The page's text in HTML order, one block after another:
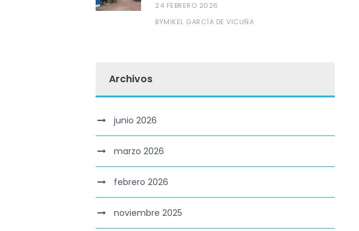
24 FEBRERO 2026
BYMIKEL GARCÍA DE VICUÑA
Archivos
junio 2026
marzo 2026
febrero 2026
noviembre 2025